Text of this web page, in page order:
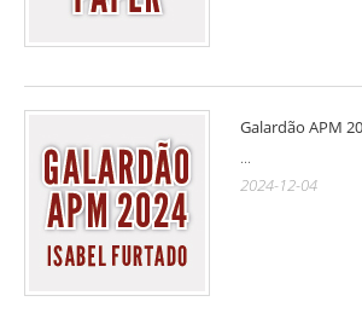
Galardão APM
...
2024-12-04